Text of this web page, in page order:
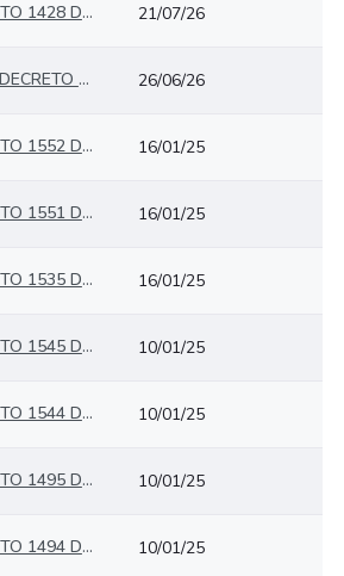
DECRETO 1428 DEL 24 DE DICIEMBRE DE 2025 21/07/26
DUR - DECRETO UNICO DEL SECTOR HACIENDA - Decreto No. 1068 del 26 de mayo de 2015 26/06/26
DECRETO 1552 DE 20 DE DICIEMBRE DE 2024 16/01/25
DECRETO 1551 DE 20 DE DICIEMBRE DE 2024 16/01/25
DECRETO 1535 DE 20 DE DICIEMBRE DE 2024 16/01/25
DECRETO 1545 DE 20 DE DICIEMBRE DE 2024 10/01/25
DECRETO 1544 DE 20 DE DICIEMBRE DE 2024 10/01/25
DECRETO 1495 DE 13 DE DICIEMBRE DE 2024 10/01/25
DECRETO 1494 DE 13 DE DICIEMBRE DE 2024 10/01/25